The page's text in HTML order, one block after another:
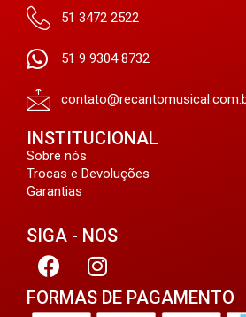
51 3472 2522
51 9 9304 8732
INSTITUCIONAL
Sobre nós
Trocas e Devoluções
Garantias
SIGA - NOS
FORMAS DE PAGAMENTO